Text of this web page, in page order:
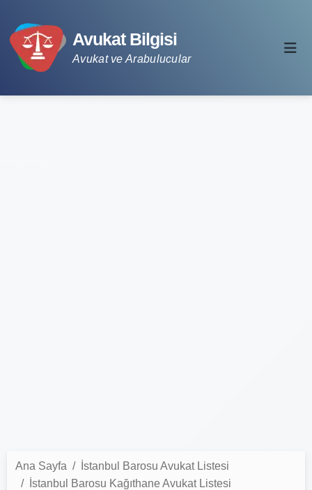
Avukat Bilgisi
Avukat ve Arabulucular
Ana Sayfa
İstanbul Barosu Avukat Listesi
İstanbul Barosu Kağıthane Avukat Listesi